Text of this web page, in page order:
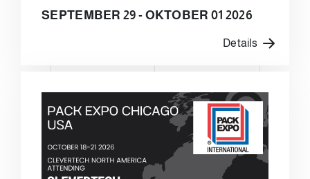
SEPTEMBER 29 - OKTOBER 01 2026
Details